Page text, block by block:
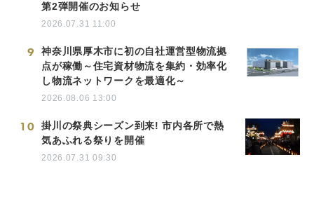
第2弾開催のお知らせ
2026.07.31 11:00
9
神奈川県厚木市に初の自社運営型物流拠
点が稼働～住宅資材物流を集約・効率化
し物流ネットワークを最適化～
2026.08.06 13:00
10
掛川の祭典シーズン到来! 市内各所で熱
気あふれる祭りを開催
2026.07.31 09:30